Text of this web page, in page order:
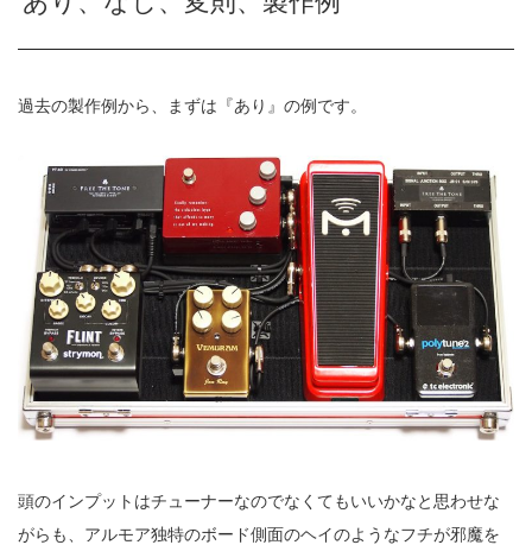
過去の製作例から、まずは『あり』の例です。
頭のインプットはチューナーなのでなくてもいいかなと思わせな
がらも、アルモア独特のボード側面のヘイのようなフチが邪魔を